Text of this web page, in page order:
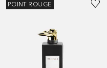
POINT ROUGE